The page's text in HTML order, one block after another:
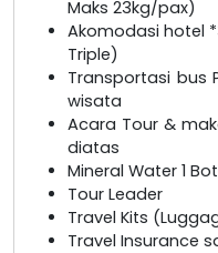
Maks 23kg/pax)
Akomodasi hotel
Triple)
Transportasi bus
wisata
Acara Tour &
diatas
Mineral Water 1
Tour Leader
Travel Kits
Travel Insurance